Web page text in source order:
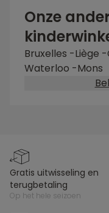
Onze
Bruxelles -Liège -
Waterloo -Mons
gratis uitwisseling en
terugbetaling
op het hele seizoen